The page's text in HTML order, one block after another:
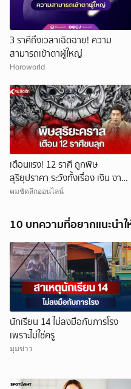
3 ราศีถึงเวลาเฉิดฉาย! ความ
สามารถเข้าตาผู้ใหญ่
Horoworld
เตือนแรง! 12 ราศี ถูกพิษ
สุริยุปราคา ระวังทั้งเรื่อง เงิน งาน
รัก สุขภาพ
คมชัดลึกออนไลน์
10 บทความที่อยากแนะนำ
นักเรียน 14 ไม่ลงมือกับภารโรง
เพราะไม่ใช่ครู
มุมข่าว